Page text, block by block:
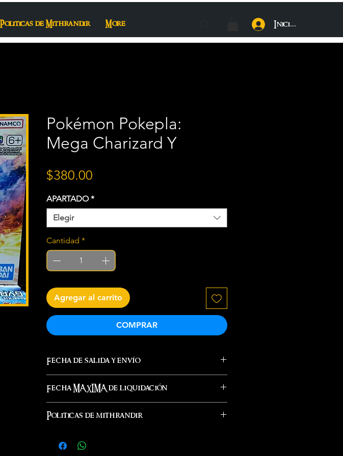
Politicas de Mithrandir More Iniciar sesión
Pokémon Pokepla:
Mega Charizard Y
$380.00
APARTADO *
Elegir
Cantidad *
Agregar al carrito
COMPRAR
Fecha de salida y envío
Este mismo día se envía el producto
Fecha MAXIMA de liquidación
Politicas de mithrandir
Aceptas nuestras politicas generales para